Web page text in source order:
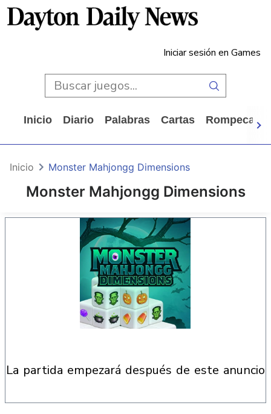
Iniciar sesión en Games
Inicio Diario Palabras Cartas
Monster Mahjongg Dimensions
Inicio Monster Mahjongg Dimensions
la partida empezará después de este anuncio